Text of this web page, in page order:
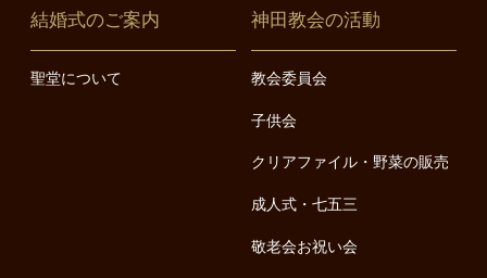
結婚式のご案内
聖堂について
神田教会の活動
教会委員会
子供会
クリアファイル・野菜の販売
成人式・七五三
敬老会お祝い会